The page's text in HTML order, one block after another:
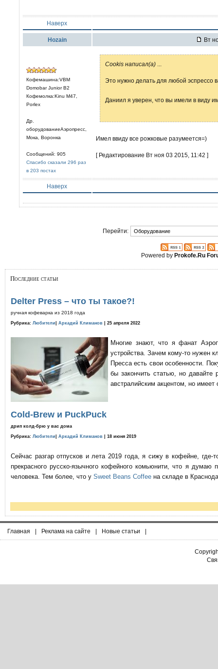
Наверх
Hozain Вт
Кофемашина:VBM
Domobar Junior B2
Кофемолка:Kinu M47,
Porlex
Др.
оборудованиеАэропресс,
Мока, Воронка
Сообщений: 905
Спасибо сказали 296 раз
в 203 постах
Cookis написал(а)
Это нужно делать для любой эспрессо
Даниил я уверен, что вы имели в виду
Имел ввиду все рожковые разумеется=)
[ Редактирование Вт ноя 03 2015, 11:42 ]
Наверх
Перейти:
Powered byProkofe.Ru
Последние статьи
Delter Press – что ты такое?!
ручная кофеварка из 2018 года
Рубрика: Любители Аркадий Климанов | 25 апреля 2022
Многие знают, что я фанат
устройства. Зачем кому-то нужен
Пресса есть свои особенности.
бы закончить статью, но давайте
австралийским акцентом, но имеет
Cold-Brew и PuckPuck
дрип колд-брю у вас дома
Рубрика: Любители Аркадий Климанов | 18 июня 2019
Сейчас разгар отпусков и лета 2019 года, я сижу в кофейне,
прекрасного русско-язычного кофейного комьюнити, что я
человека. Тем более, что у Sweet Beans Coffee на складе в
Главная | Реклама на сайте | Новые статьи |